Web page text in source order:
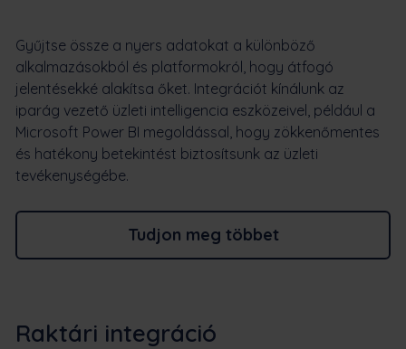
Gyűjtse össze a nyers adatokat a különböző
alkalmazásokból és platformokról, hogy átfogó
jelentésekké alakítsa őket. Integrációt kínálunk az
iparág vezető üzleti intelligencia eszközeivel, például a
Microsoft Power BI megoldással, hogy zökkenőmentes
és hatékony betekintést biztosítsunk az üzleti
tevékenységébe.
Tudjon meg többet
Raktári integráció